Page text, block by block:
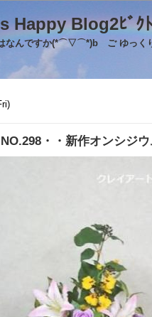
Happy
なんですか(*⌒▽⌒*)b ご ゆっく
NO.298・・新作オンシジ